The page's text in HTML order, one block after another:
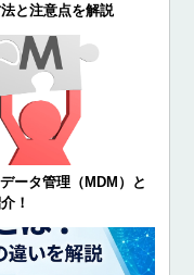
と注意点を解説
ータ管理（MDM）と
！